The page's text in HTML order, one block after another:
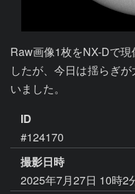
Raw画像1枚をNX-Dで
したが、今日は揺らぎ
いました。
ID
#124170
撮影日時
2025年7月27日 10時2